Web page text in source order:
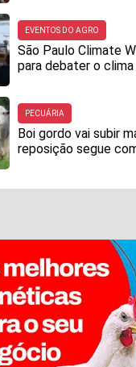
EVENTOS DO AGRO
São Paulo Climate
para debater o
PECUÁRIA
Boi gordo vai subir
reposição segue